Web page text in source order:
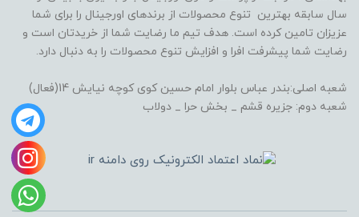
سال سابقه بهترین تنوع محصولات از برندهای اورجینال را برای شما
عزیزان تامین کرده است. هدف تیم ما رضایت شما از خریدتان است و
رضایت شما پیشرفت افرا و افزایش تنوع محصولات را به دنبال دارد.
شعبه اصلی:بندر عباس بلوار امام حسین کوی کوچه نیایش 14(فعال)
شعبه دوم: جزیره قشم _ بخش حرا _ دولاب